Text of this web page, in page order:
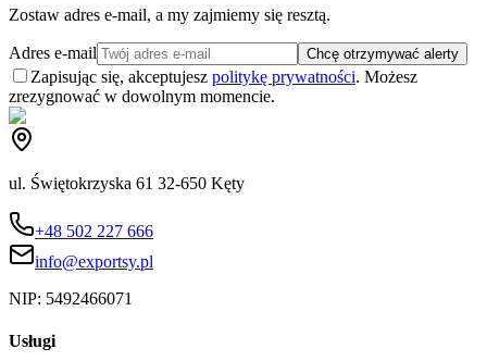
Zostaw adres e-mail, a my zajmiemy się resztą.
Adres e-mail Chcę otrzymywać alerty
Zapisując się, akceptujesz politykę prywatności. Możesz
zrezygnować w dowolnym momencie.
ul. Świętokrzyska 61 32-650 Kęty
+48 502 227 666
info@exportsy.pl
NIP: 5492466071
Usługi